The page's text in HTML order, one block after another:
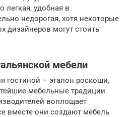
легкая, удобная в
недорогая, хотя некоторые
дизайнеров могут стоить
мебели
гостиной – эталон роскоши,
мебельные традиции
воплощает
вместе они создают мебель